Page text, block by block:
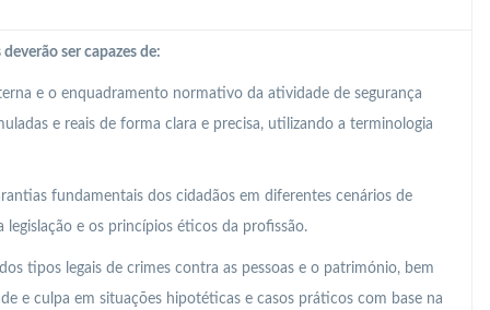
ser capazes de:
e o enquadramento normativo da atividade de segurança
e reais de forma clara e precisa, utilizando a terminologia
fundamentais dos cidadãos em diferentes cenários de
e os princípios éticos da profissão.
tipos legais de crimes contra as pessoas e o património, bem
e culpa em situações hipotéticas e casos práticos com base na